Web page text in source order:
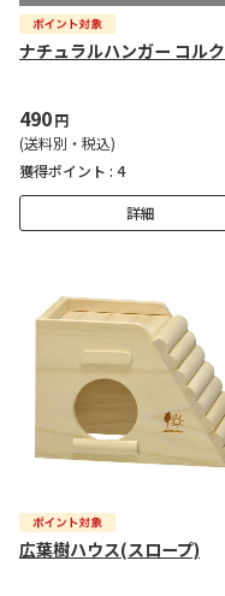
ナチュラルハンガー コルク
490円
(送料別・税込)
獲得ポイント : 4
詳細
広葉樹ハウス(スロープ)